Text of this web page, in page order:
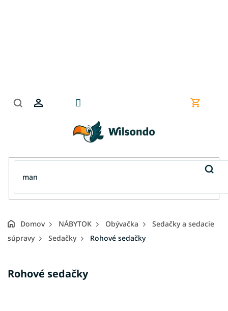
Domov NÁBYTOK Obývačka
Sedačky a sedacie
súpravy
Sedačky Rohové sedačky
Rohové sedačky